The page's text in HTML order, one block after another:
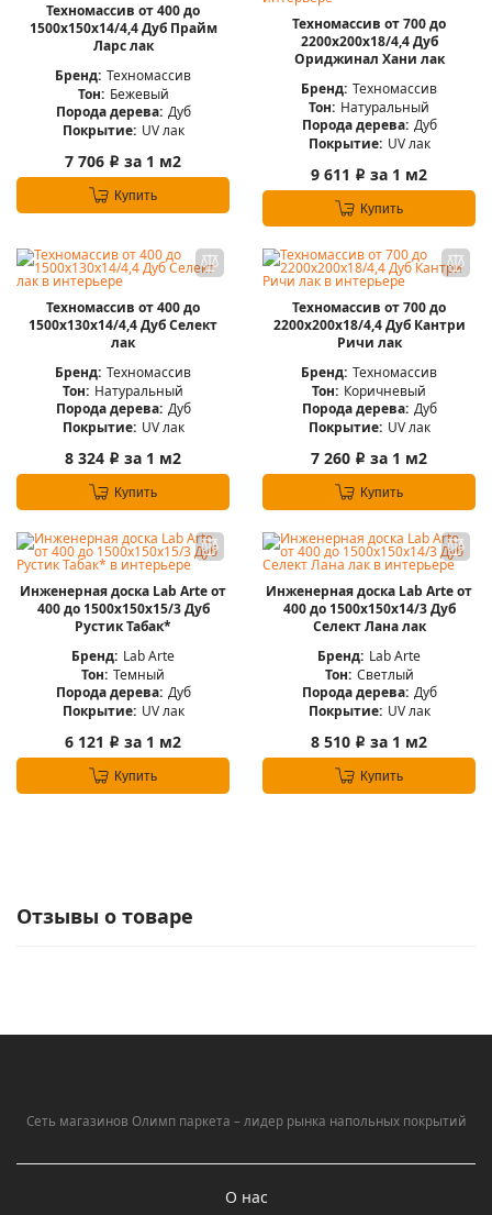
Техномассив от 400 до
1500х150х14/4,4 Дуб Прайм
Ларс лак
Бренд: Техномассив
Тон: Бежевый
Порода дерева: Дуб
Покрытие: UV лак
7 706 i за 1 м2
Купить
Техномассив от 700 до
2200х200х18/4,4 Дуб
Ориджинал Хани лак
Бренд: Техномассив
Тон: Натуральный
Порода дерева: Дуб
Покрытие: UV лак
9 611 i за 1 м2
Купить
Техномассив от 400 до
1500х130х14/4,4 Дуб Селект
лак
Бренд: Техномассив
Тон: Натуральный
Порода дерева: Дуб
Покрытие: UV лак
8 324 i за 1 м2
Купить
Техномассив от 700 до
2200х200х18/4,4 Дуб Кантри
Ричи лак
Бренд: Техномассив
Тон: Коричневый
Порода дерева: Дуб
Покрытие: UV лак
7 260 i за 1 м2
Купить
Инженерная доска Lab Arte от
400 до 1500х150х15/3 Дуб
Рустик Табак*
Бренд: Lab Arte
Тон: Темный
Порода дерева: Дуб
Покрытие: UV лак
6 121 i за 1 м2
Купить
Инженерная доска Lab Arte от
400 до 1500х150х14/3 Дуб
Селект Лана лак
Бренд: Lab Arte
Тон: Светлый
Порода дерева: Дуб
Покрытие: UV лак
8 510 i за 1 м2
Купить
Отзывы о товаре
Сеть магазинов Олимп паркета – лидер рынка напольных покрытий
О нас